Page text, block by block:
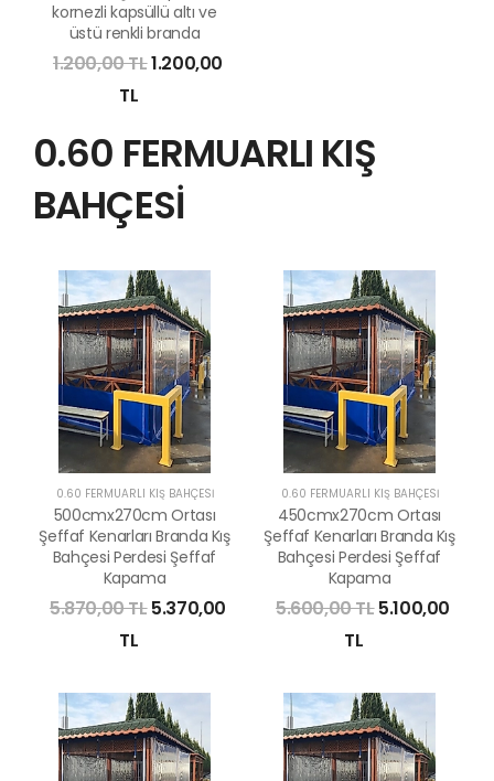
kornezli kapsüllü altı ve
üstü renkli branda
1.200,00 TL1.200,00
TL
0.60 FERMUARLI KIŞ
BAHÇESİ
0.60 FERMUARLI KIŞ BAHÇESİ
500cmx270cm Ortası
Şeffaf Kenarları Branda Kış
Bahçesi Perdesi Şeffaf
Kapama
5.870,00 TL5.370,00
TL
0.60 FERMUARLI KIŞ BAHÇESİ
450cmx270cm Ortası
Şeffaf Kenarları Branda Kış
Bahçesi Perdesi Şeffaf
Kapama
5.600,00 TL5.100,00
TL